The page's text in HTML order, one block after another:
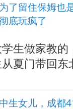
了留住保姆也
底玩疯了
生做家教的
夏门带回东
生女儿，成都